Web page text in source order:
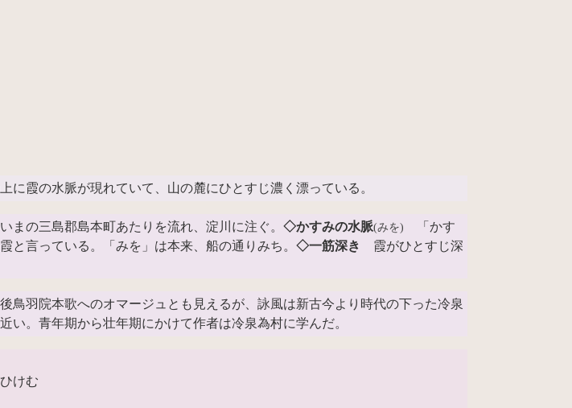
に霞の水脈が現れていて、山の麓にひとすじ濃く漂っている。
まの三島郡島本町あたりを流れ、淀川に注ぐ。 ◇かすみの水脈(みを)
「かす
と言っている。「みを」は本来、船の通りみち。 ◇一筋深き
霞がひとすじ深
鳥羽院本歌へのオマージュとも見えるが、詠風は新古今より時代の下った冷泉
い。青年期から壮年期にかけて作者は冷泉為村に学んだ。
けむ